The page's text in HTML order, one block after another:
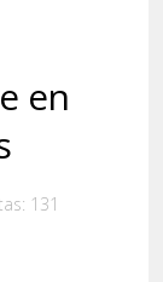
en
131